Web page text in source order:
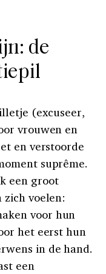
de
(excuseer,
vrouwen en
en verstoorde
suprême.
een groot
zich voelen:
voor hun
het eerst hun
in de hand.
een